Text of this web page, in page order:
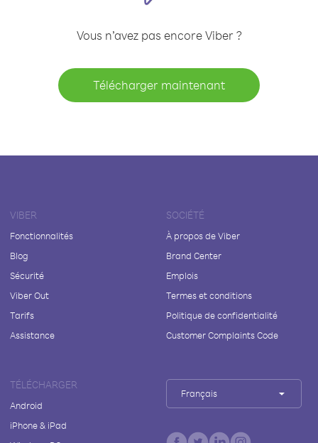
Vous n’avez pas encore Viber ?
Télécharger maintenant
VIBER
Fonctionnalités
Blog
Sécurité
Viber Out
Tarifs
Assistance
SOCIÉTÉ
À propos de Viber
Brand Center
Emplois
Termes et conditions
Politique de confidentialité
Customer Complaints Code
TÉLÉCHARGER
Android
iPhone & iPad
Français